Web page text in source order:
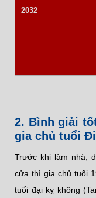
2032
2. Bình giải
gia chủ tuổi
Trước khi làm nhà,
cửa thì gia chủ tuổi
tuổi đại kỵ không